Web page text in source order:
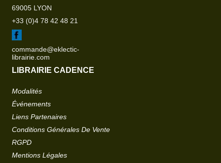
69005 LYON
+33 (0)4 78 42 48 21
commande@eklectic-
librairie.com
LIBRAIRIE CADENCE
Modalités
Événements
Liens Partenaires
Conditions Générales De Vente
RGPD
Mentions Légales